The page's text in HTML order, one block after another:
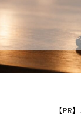
【PR